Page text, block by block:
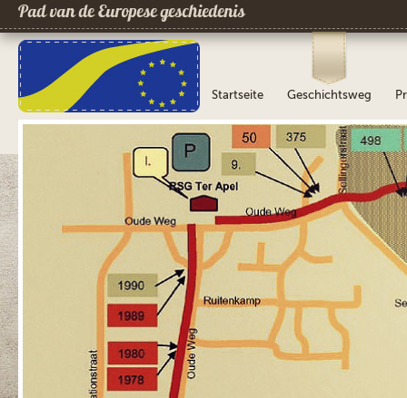
Pad van de Europese geschiedenis
Startseite Geschichtsweg